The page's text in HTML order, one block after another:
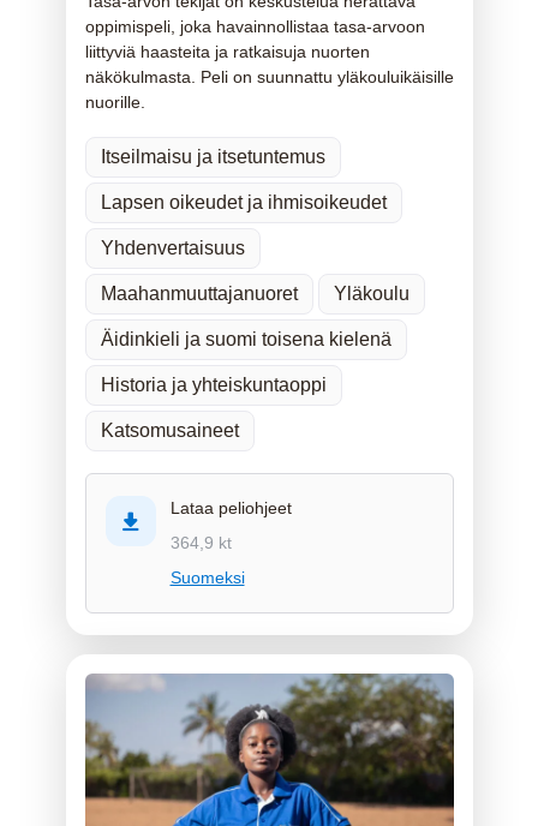
oppimispeli, joka havainnollistaa tasa-arvoon
liittyviä haasteita ja ratkaisuja nuorten
näkökulmasta. Peli on suunnattu yläkouluikäisille
nuorille.
Itseilmaisu ja itsetuntemus
Lapsen oikeudet ja ihmisoikeudet
Yhdenvertaisuus
Maahanmuuttajanuoret Yläkoulu
Äidinkieli ja suomi toisena kielenä
Historia ja yhteiskuntaoppi
Katsomusaineet
Lataa peliohjeet
364,9 kt
Suomeksi